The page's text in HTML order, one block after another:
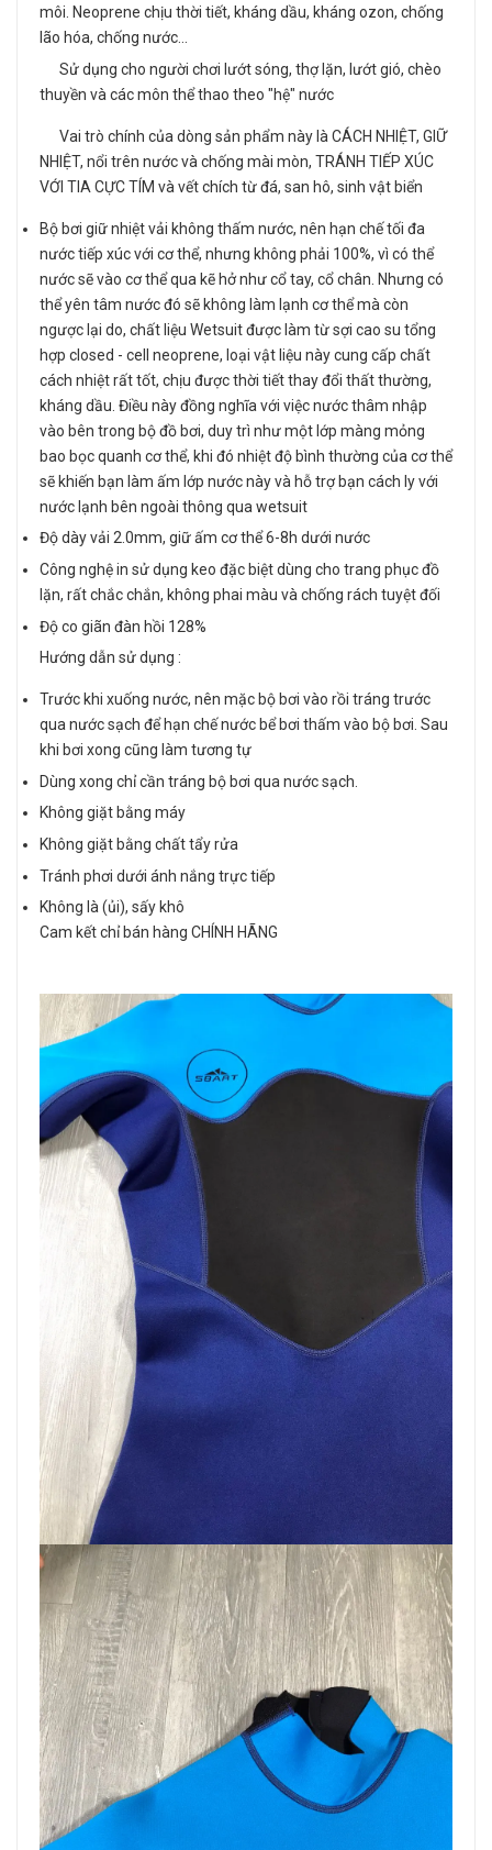
môi. Neoprene chịu thời tiết, kháng dầu, kháng ozon, chống
lão hóa, chống nước…
Sử dụng cho người chơi lướt sóng, thợ lặn, lướt gió, chèo
thuyền và các môn thể thao theo "hệ" nước
Vai trò chính của dòng sản phẩm này là CÁCH NHIỆT, GIỮ
NHIỆT, nổi trên nước và chống mài mòn, TRÁNH TIẾP XÚC
VỚI TIA CỰC TÍM và vết chích từ đá, san hô, sinh vật biển
Bộ bơi giữ nhiệt vải không thấm nước, nên hạn chế tối đa
nước tiếp xúc với cơ thể, nhưng không phải 100%, vì có thể
nước sẽ vào cơ thể qua kẽ hở như cổ tay, cổ chân. Nhưng có
thể yên tâm nước đó sẽ không làm lạnh cơ thể mà còn
ngược lại do, chất liệu Wetsuit được làm từ sợi cao su tổng
hợp closed - cell neoprene, loại vật liệu này cung cấp chất
cách nhiệt rất tốt, chịu được thời tiết thay đổi thất thường,
kháng dầu. Điều này đồng nghĩa với việc nước thâm nhập
vào bên trong bộ đồ bơi, duy trì như một lớp màng mỏng
bao bọc quanh cơ thể, khi đó nhiệt độ bình thường của cơ thể
sẽ khiến bạn làm ấm lớp nước này và hỗ trợ bạn cách ly với
nước lạnh bên ngoài thông qua wetsuit
Độ dày vải 2.0mm, giữ ấm cơ thể 6-8h dưới nước
Công nghệ in sử dụng keo đặc biệt dùng cho trang phục đồ
lặn, rất chắc chắn, không phai màu và chống rách tuyệt đối
Độ co giãn đàn hồi 128%
Hướng dẫn sử dụng :
Trước khi xuống nước, nên mặc bộ bơi vào rồi tráng trước
qua nước sạch để hạn chế nước bể bơi thấm vào bộ bơi. Sau
khi bơi xong cũng làm tương tự
Dùng xong chỉ cần tráng bộ bơi qua nước sạch.
Không giặt bằng máy
Không giặt bằng chất tẩy rửa
Tránh phơi dưới ánh nắng trực tiếp
Không là (ủi), sấy khô
Cam kết chỉ bán hàng CHÍNH HÃNG